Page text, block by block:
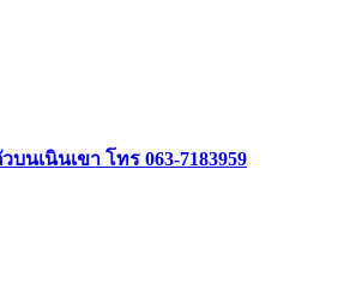
เนินเขา โทร 063-7183959